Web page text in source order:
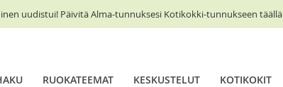
uudistui! Päivitä Alma-tunnuksesi Kotikokki-tunnukseen täällä
RUOKATEEMAT KESKUSTELUT KOTIKOKIT